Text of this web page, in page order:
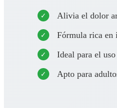
Alivia el dolor
Fórmula rica en
Ideal para el
Apto para